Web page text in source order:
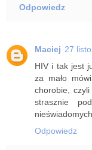
Odpowiedz
Maciej 27
HIV i tak jest
za mało
chorobie,
strasznie
Odpowiedz